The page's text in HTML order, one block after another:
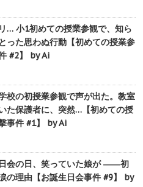
… 小1初めての授業参観で、知ら
った思わぬ行動【初めての授業参
#2】 by Ai
校の初授業参観で声が出た。教室
た保護者に、突然…【初めての授
事件 #1】 by Ai
会の日、笑っていた娘が ――初
の理由【お誕生日会事件 #9】 by